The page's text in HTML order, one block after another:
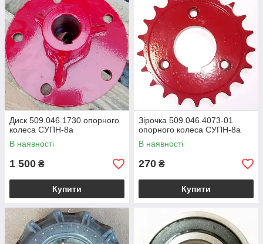
Диск 509.046.1730 опорного
колеса СУПН-8а
В наявності
1 500 ₴
Купити
Зірочка 509.046.4073-01
опорного колеса СУПН-8а
В наявності
270 ₴
Купити